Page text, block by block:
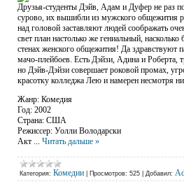
Друзья-студенты Дэйв, Адам и Дуфер не раз
сурово, их вышибли из мужского общежития
над головой заставляют людей соображать
свет план настолько же гениальный,
стенах женского общежития! Да здравствуют
мачо-плейбоев. Есть Дэйзи, Адина и Роберта,
но Дэйв-Дэйзи совершает роковой промах,
красотку колледжа Лею и намерен несмотря
Жанр: Комедия
Год: 2002
Страна: США
Режиссер: Уолли Володарски
Акт ... Читать дальше »
Категория: Комедии Просмотров: 525 Добавил: